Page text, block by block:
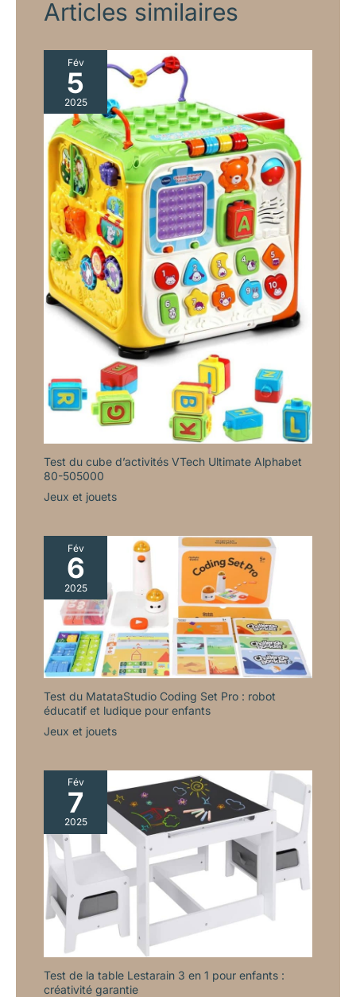
Articles similaires
Fév
5
2025
Test du cube d’activités VTech Ultimate Alphabet
80-505000
Jeux et jouets
Fév
6
2025
Test du MatataStudio Coding Set Pro : robot
éducatif et ludique pour enfants
Jeux et jouets
Fév
7
2025
Test de la table Lestarain 3 en 1 pour enfants :
créativité garantie